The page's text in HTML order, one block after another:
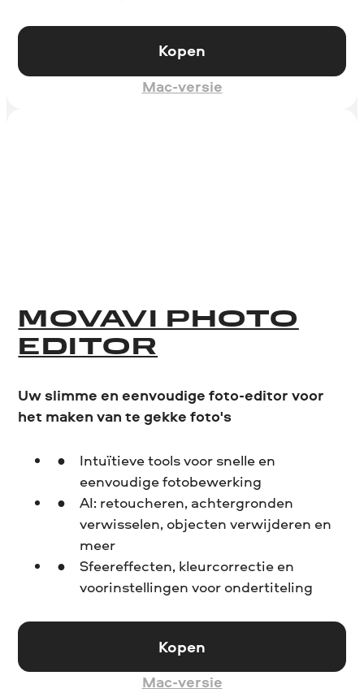
Kopen
Mac-versie
MOVAVI PHOTO
EDITOR
Uw slimme en eenvoudige foto-editor voor
het maken van te gekke foto's
Intuïtieve tools voor snelle en
eenvoudige fotobewerking
AI: retoucheren, achtergronden
verwisselen, objecten verwijderen en
meer
Sfeereffecten, kleurcorrectie en
voorinstellingen voor ondertiteling
Kopen
Mac-versie